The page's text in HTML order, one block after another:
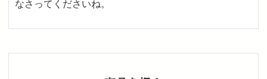
なさってくださいね。